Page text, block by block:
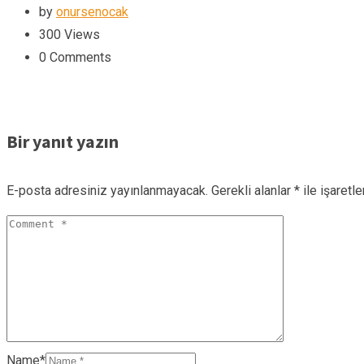
by onursenocak
300 Views
0 Comments
Bir yanıt yazın
E-posta adresiniz yayınlanmayacak. Gerekli alanlar * ile
Name*